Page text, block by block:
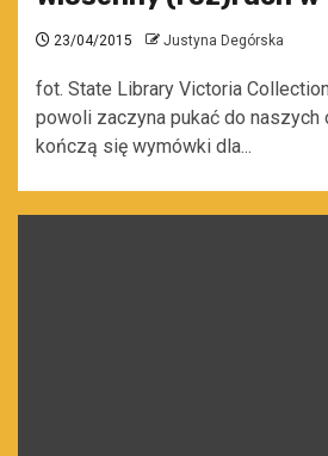
23/04/2015 Justyna Degórska
fot. State Library Victoria
powoli zaczyna pukać do naszych
kończą się wymówki dla...